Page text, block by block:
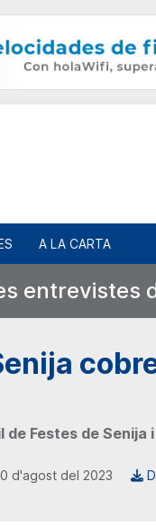
A LA CARTA
entrevistes
de Festes de Senija
d'agost del 2023